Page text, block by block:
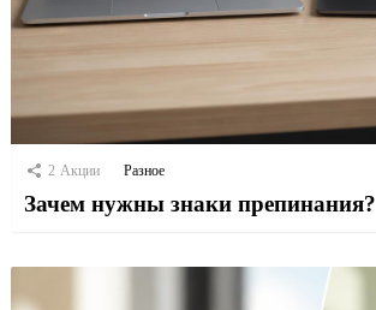
2 Акции Разное
Зачем нужны знаки препинания?